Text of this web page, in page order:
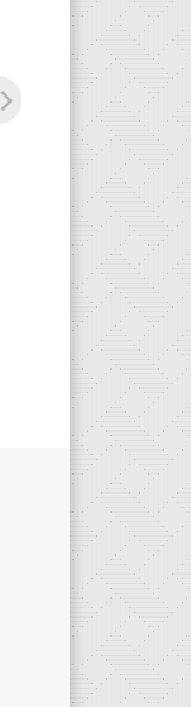
PVC doska z
x 18 cm,
-
Vložiť do